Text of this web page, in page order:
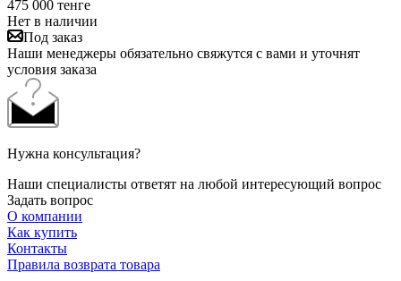
475 000 тенге
Нет в наличии
Под заказ
Наши менеджеры обязательно свяжутся с вами и уточнят
условия заказа
Нужна консультация?
Наши специалисты ответят на любой интересующий вопрос
Задать вопрос
О компании
Как купить
Контакты
Правила возврата товара